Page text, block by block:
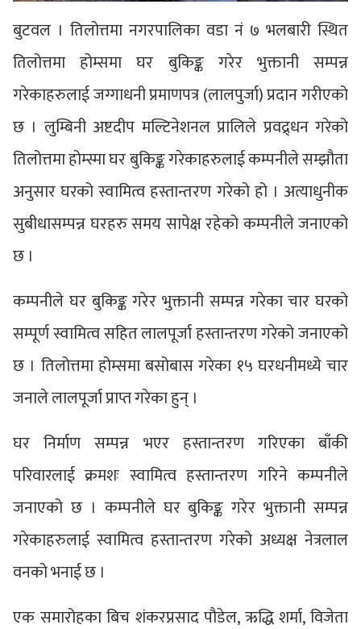
बुटवल । तिलोत्तमा नगरपालिका वडा नं ७ भलबारी स्थित
तिलोत्तमा होम्समा घर बुकिङ्क गरेर भुक्तानी सम्पन्न
गरेकाहरुलाई जग्गाधनी प्रमाणपत्र (लालपुर्जा) प्रदान गरीएको
छ । लुम्बिनी अष्टदीप मल्टिनेशनल प्रालिले प्रवद्र्धन गरेको
तिलोत्तमा होम्स्मा घर बुकिङ्क गरेकाहरुलाई कम्पनीले सम्झौता
अनुसार घरको स्वामित्व हस्तान्तरण गरेको हो । अत्याधुनीक
सुबीधासम्पन्न घरहरु समय सापेक्ष रहेको कम्पनीले जनाएको
छ ।
कम्पनीले घर बुकिङ्क गरेर भुक्तानी सम्पन्न गरेका चार घरको
सम्पूर्ण स्वामित्व सहित लालपूर्जा हस्तान्तरण गरेको जनाएको
छ । तिलोत्तमा होम्समा बसोबास गरेका १५ घरधनीमध्ये चार
जनाले लालपूर्जा प्राप्त गरेका हुन् ।
घर निर्माण सम्पन्न भएर हस्तान्तरण गरिएका बाँकी
परिवारलाई क्रमशः स्वामित्व हस्तान्तरण गरिने कम्पनीले
जनाएको छ । कम्पनीले घर बुकिङ्क गरेर भुक्तानी सम्पन्न
गरेकाहरुलाई स्वामित्व हस्तान्तरण गरेको अध्यक्ष नेत्रलाल
वनको भनाई छ ।
एक समारोहका बिच शंकरप्रसाद पौडेल, ऋद्धि शर्मा, विजेता